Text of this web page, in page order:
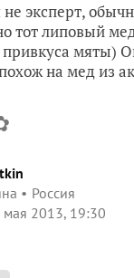
не эксперт,
тот липовый
мяты)
на мед из
Россия
мая 2013, 19:30